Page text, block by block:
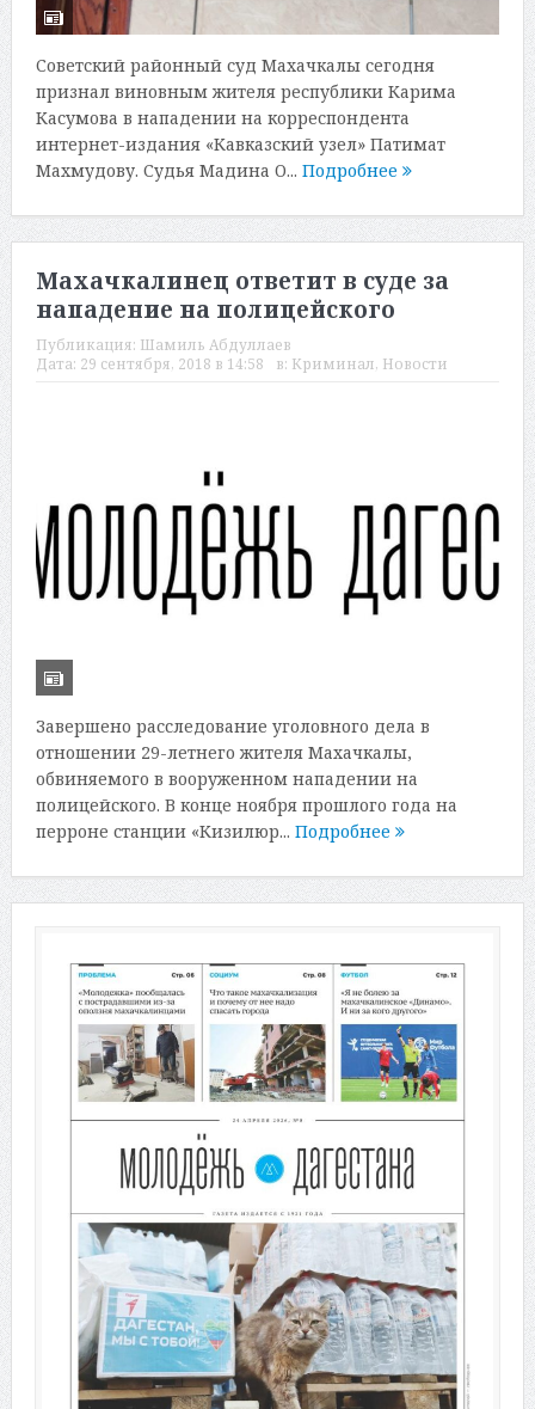
Советский районный суд Махачкалы сегодня
признал виновным жителя республики Карима
Касумова в нападении на корреспондента
интернет-издания «Кавказский узел» Патимат
Махмудову. Судья Мадина О... Подробнее
Махачкалинец ответит в суде за
нападение на полицейского
Публикация: Шамиль Абдуллаев
Дата: 29 сентября, 2018 в 14:58 в: Криминал, Новости
Завершено расследование уголовного дела в
отношении 29-летнего жителя Махачкалы,
обвиняемого в вооруженном нападении на
полицейского. В конце ноября прошлого года на
перроне станции «Кизилюр... Подробнее